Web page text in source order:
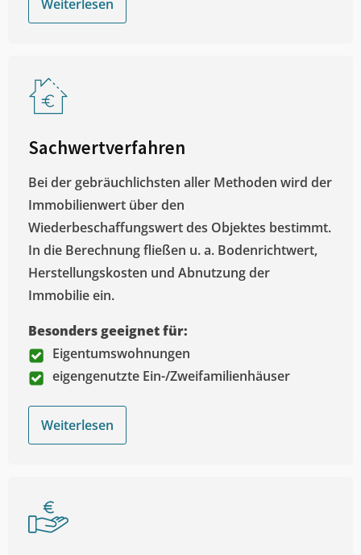
Weiterlesen
Sachwertverfahren
Bei der gebräuchlichsten aller Methoden wird der
Immobilienwert über den
Wiederbeschaffungswert des Objektes bestimmt.
In die Berechnung fließen u. a. Bodenrichtwert,
Herstellungskosten und Abnutzung der
Immobilie ein.
Besonders geeignet für:
Eigentumswohnungen
eigengenutzte Ein-/Zweifamilienhäuser
Weiterlesen